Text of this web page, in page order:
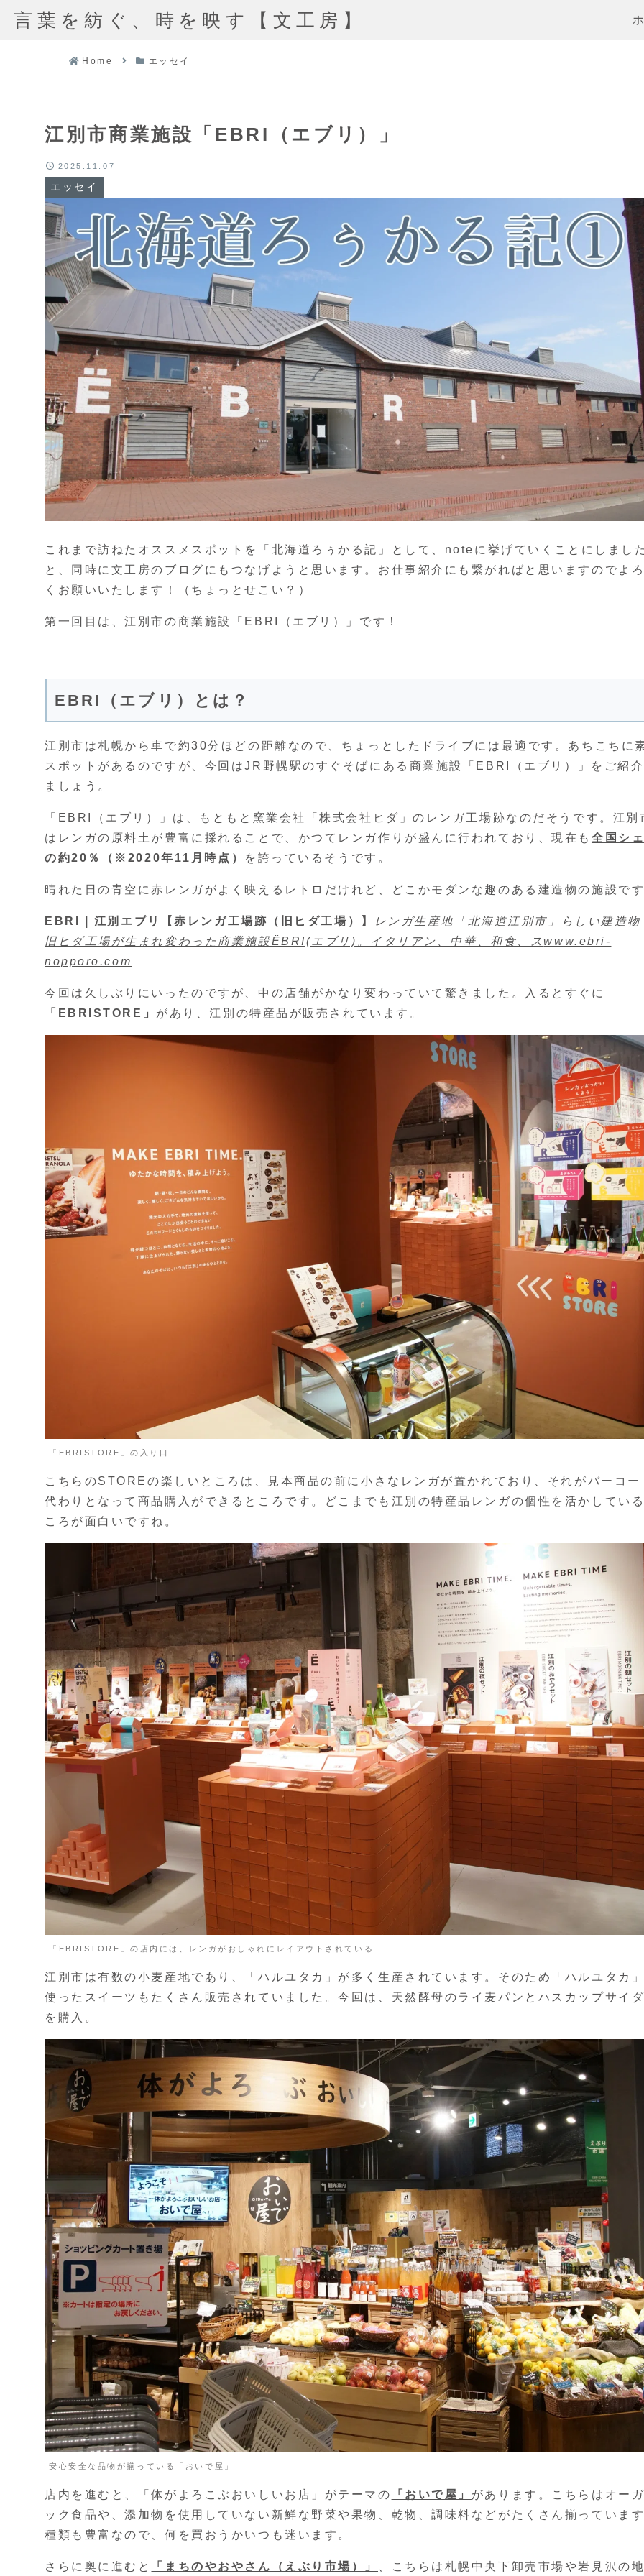
言葉を紡ぐ、時を映す【文工房】
Home エッセイ
江別市商業施設「EBRI（エブリ）」
エッセイ
2025.11.07
これまで訪ねたオススメスポットを「北海道ろぅかる記」として、noteに挙げていくことにしまし
と、同時に文工房のブログにもつなげようと思います。お仕事紹介にも繋がればと思いますのでよ
くお願いいたします！（ちょっとせこい？）
第一回目は、江別市の商業施設「EBRI（エブリ）」です！
EBRI（エブリ）とは？
江別市は札幌から車で約30分ほどの距離なので、ちょっとしたドライブには最適です。あちこちに
スポットがあるのですが、今回はJR野幌駅のすぐそばにある商業施設「EBRI（エブリ）」をご紹
ましょう。
「EBRI（エブリ）」は、もともと窯業会社「株式会社ヒダ」のレンガ工場跡なのだそうです。江別
はレンガの原料土が豊富に採れることで、かつてレンガ作りが盛んに行われており、現在も 全国シ
の約20％（※2020年11月時点）
を誇っているそうです。
晴れた日の青空に赤レンガがよく映えるレトロだけれど、どこかモダンな趣のある建造物の施設で
EBRI | 江別エブリ【赤レンガ工場跡（旧ヒダ工場）】
レンガ生産地「北海道江別市」らしい建造物
旧ヒダ工場が生まれ変わった商業施設ËBRI(エブリ)。イタリアン、中華、和食、スwww.ebri-
nopporo.com
今回は久しぶりにいったのですが、中の店舗がかなり変わっていて驚きました。入るとすぐに
「EBRISTORE」 があり、江別の特産品が販売されています。
「EBRISTORE」の入り口
こちらのSTOREの楽しいところは、見本商品の前に小さなレンガが置かれており、それがバーコー
代わりとなって商品購入ができるところです。どこまでも江別の特産品レンガの個性を活かしてい
ころが面白いですね。
「EBRISTORE」の店内には、レンガがおしゃれにレイアウトされている
江別市は有数の小麦産地であり、「ハルユタカ」が多く生産されています。そのため「ハルユタカ
使ったスイーツもたくさん販売されていました。今回は、天然酵母のライ麦パンとハスカップサイ
を購入。
安心安全な品物が揃っている「おいで屋」
店内を進むと、「体がよろこぶおいしいお店」がテーマの 「おいで屋」 があります。こちらはオー
ック食品や、添加物を使用していない新鮮な野菜や果物、乾物、調味料などがたくさん揃っていま
種類も豊富なので、何を買おうかいつも迷います。
さらに奥に進むと 「まちのやおやさん（えぶり市場）」 、こちらは札幌中央下卸売市場や岩見沢の